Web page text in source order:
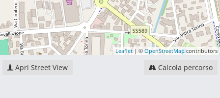
Leaflet | © OpenStreetMapcontributors
Apri Street View Calcola percorso